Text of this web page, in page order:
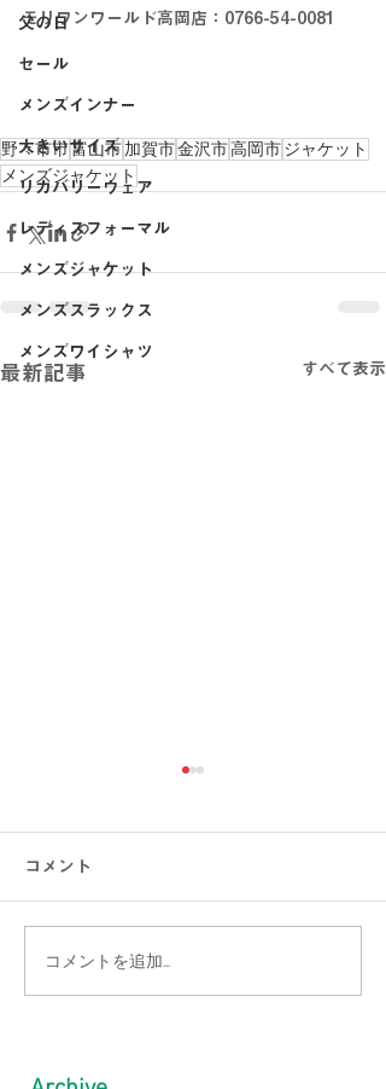
父の日
セール
メンズインナー
大きいサイズ
リカバリーウェア
レディスフォーマル
メンズジャケット
メンズスラックス
メンズワイシャツ
モリワンワールド高岡店：0766-54-0081
野々市市富山市加賀市金沢市高岡市ジャケット
メンズジャケット
最新記事 すべて表示
【猛暑でもひんやり】ま
コメント
コメントを追加…